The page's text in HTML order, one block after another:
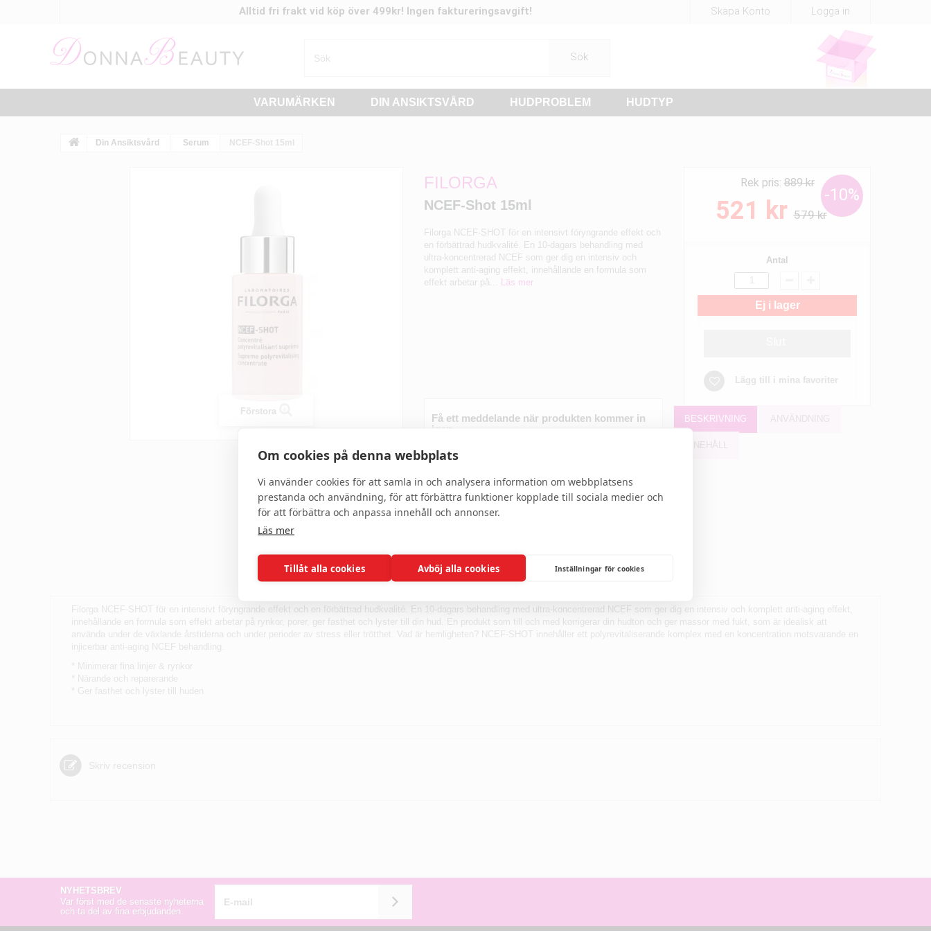
Logga in
Skapa Konto
Alltid fri frakt vid köp över 499kr! Ingen faktureringsavgift!
Sök
VARUMÄRKEN DIN ANSIKTSVÅRD HUDPROBLEM HUDTYP
Din Ansiktsvård Serum NCEF-Shot 15ml
Förstora
FILORGA
NCEF-Shot 15ml
Filorga NCEF-SHOT för en intensivt föryngrande effekt och
en förbättrad hudkvalité. En 10-dagars behandling med
ultra-koncentrerad NCEF som ger dig en intensiv och
komplett anti-aging effekt, innehållande en formula som
effekt arbetar på...
Läs mer
Få ett meddelande när produkten kommer in
igen
Rek pris:889 kr
521 kr 579 kr
-10%
Antal
Ej i lager
Lägg till i mina favoriter
BESKRIVNING
INNEHÅLL
Filorga NCEF-SHOT för en intensivt föryngrande effekt och en förbättrad hudkvalité. En 10-dagars behandling med ultra-koncentrerad NCEF som ger dig en intensiv och komplett anti-aging effekt,
innehållande en formula som effekt arbetar på rynkor, porer, ger fasthet och lyster till din hud. En produkt som till och med korrigerar din hudton och ger massor med fukt, som är idealisk att
använda under de växlande årstiderna och under perioder av stress eller trötthet. Vad är hemligheten? NCEF-SHOT innehåller ett polyrevitaliserande komplex med en koncentration motsvarande en
injicerbar anti-aging NCEF behandling.
* Minimerar fina linjer & rynkor
* Närande och reparerande
* Ger fasthet och lyster till huden
Skriv recension
NYHETSBREV
Var först med de senaste nyheterna
och ta del av fina erbjudanden.
Om cookies på denna webbplats
Vi använder cookies för att samla in och analysera information om webbplatsens
prestanda och användning, för att förbättra funktioner kopplade till sociala medier och
för att förbättra och anpassa innehåll och annonser.
Läs mer
Tillåt alla cookies Avböj alla cookies Inställningar för cookies